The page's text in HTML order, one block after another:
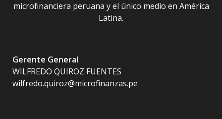
microfinanciera peruana y el único medio en América
Latina.
Gerente General
WILFREDO QUIROZ FUENTES
wilfredo.quiroz@microfinanzas.pe